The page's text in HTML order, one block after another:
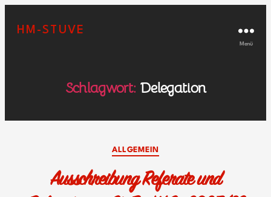
HM-STUVE
Menü
Schlagwort: Delegation
Kategorien
ALLGEMEIN
Ausschreibung Referate und